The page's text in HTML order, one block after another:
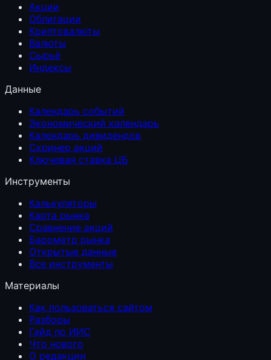
Акции
Облигации
Криптовалюты
Валюты
Сырьё
Индексы
Данные
Календарь событий
Экономический календарь
Календарь дивидендов
Скринер акций
Ключевая ставка ЦБ
Инструменты
Калькуляторы
Карта рынка
Сравнение акций
Барометр рынка
Открытые данные
Все инструменты
Материалы
Как пользоваться сайтом
Разборы
Гайд по ИИС
Что нового
О редакции